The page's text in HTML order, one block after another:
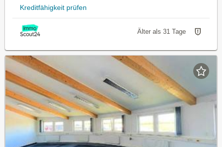
Kreditfähigkeit prüfen
Älter als 31 Tage